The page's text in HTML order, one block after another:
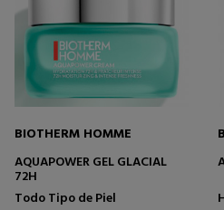
BIOTHERM HOMME
AQUAPOWER GEL GLACIAL
72H
Todo Tipo de Piel